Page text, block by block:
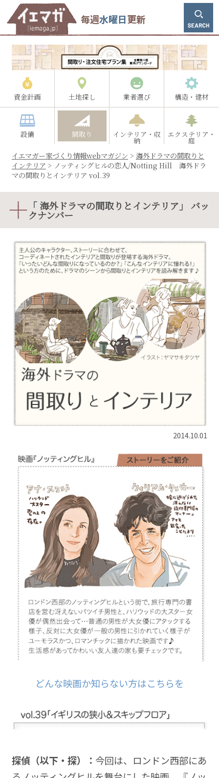
毎週水曜日更新
資金計画 土地探し 業者選び 構造・建材
設備 間取り インテリア・収
納
エクステリア・
庭
イエマガー家づくり情報webマガジン > 海外ドラマの間取りと
インテリア > ノッティングヒルの恋人/Notting Hill 海外ドラ
マの間取りとインテリア vol.39
「 海外ドラマの間取りとインテリア」 バッ
クナンバー
2014.10.01
どんな映画か知らない方はこちらを
探偵（以下・探）： 今回は、ロンドン西部にあ